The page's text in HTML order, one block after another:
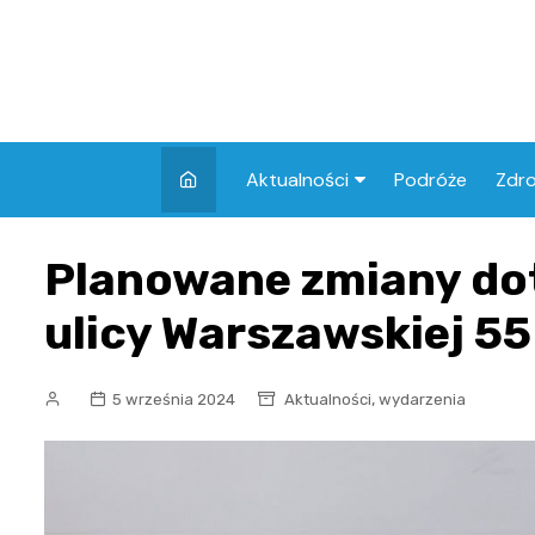
Aktualności Podróże
Planowane zmiany
ulicy Warszawskiej
5 września 2024 Aktualności, wydarzenia